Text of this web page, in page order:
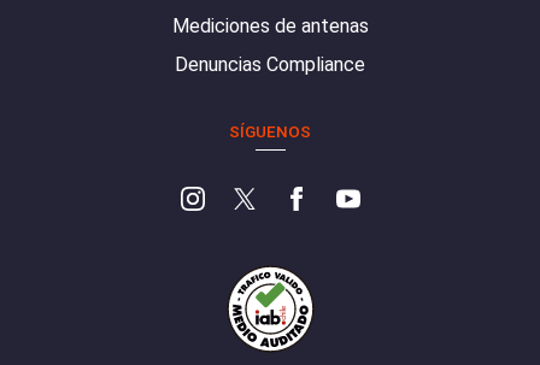
Mediciones de antenas
Denuncias Compliance
SÍGUENOS